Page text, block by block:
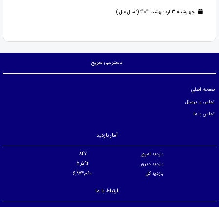
چهارشنبه 31 اردیبهشت 1404 (1 سال قبل )
دسترسی سریع
صفحه اصلی
تماس با پرسنل
تماس با ما
آمار بازدید
بازدید امروز
847
بازدید دیروز
5,594
بازدید کل
6,974,060
ارتباط با ما